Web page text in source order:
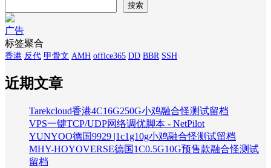
搜索
广告
标签聚合
香港 反代 甲骨文 AMH office365 DD BBR SSH
近期文章
Tarekcloud香港4C16G250G小鸡融合怪测试留档
VPS一键TCP/UDP网络调优脚本 - NetPilot
YUNYOO德国9929 |1c1g10g小鸡融合怪测试留档
MHY-HOYOVERSE德国1C0.5G10G预售款融合怪测试
留档